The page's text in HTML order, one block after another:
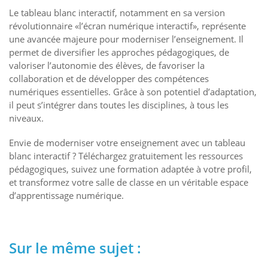
Le tableau blanc interactif, notamment en sa version
révolutionnaire «l’écran numérique interactif», représente
une avancée majeure pour moderniser l’enseignement. Il
permet de diversifier les approches pédagogiques, de
valoriser l’autonomie des élèves, de favoriser la
collaboration et de développer des compétences
numériques essentielles. Grâce à son potentiel d’adaptation,
il peut s’intégrer dans toutes les disciplines, à tous les
niveaux.
Envie de moderniser votre enseignement avec un tableau
blanc interactif ? Téléchargez gratuitement les ressources
pédagogiques, suivez une formation adaptée à votre profil,
et transformez votre salle de classe en un véritable espace
d’apprentissage numérique.
Sur le même sujet :